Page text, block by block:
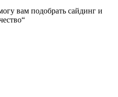
вам подобрать сайдинг и